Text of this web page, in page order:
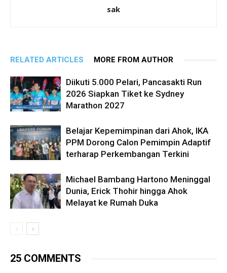
sak
RELATED ARTICLES MORE FROM AUTHOR
Diikuti 5.000 Pelari, Pancasakti Run
2026 Siapkan Tiket ke Sydney
Marathon 2027
Belajar Kepemimpinan dari Ahok, IKA
PPM Dorong Calon Pemimpin Adaptif
terharap Perkembangan Terkini
Michael Bambang Hartono Meninggal
Dunia, Erick Thohir hingga Ahok
Melayat ke Rumah Duka
25 COMMENTS